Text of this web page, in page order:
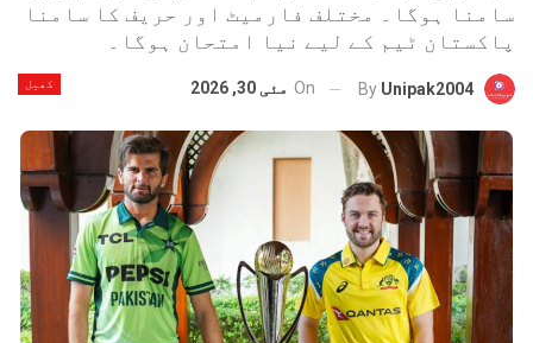
سامنا ہوگا۔ مختلف فارمیٹ اور حریف کا سامنا
پاکستان ٹیم کے لیے نیا امتحان ہوگا۔
کھیل By Unipak2004
On مئی 30, 2026